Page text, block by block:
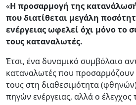
«Η προσαρμογή της
που διατίθεται μεγάλη
ενέργειας ωφελεί όχι μόνο το
τους καταναλωτές.
Έτσι, ένα δυναμικό συμβόλαιο
καταναλωτές που
τους στη διαθεσιμότητα
πηγών ενέργειας, αλλά ο